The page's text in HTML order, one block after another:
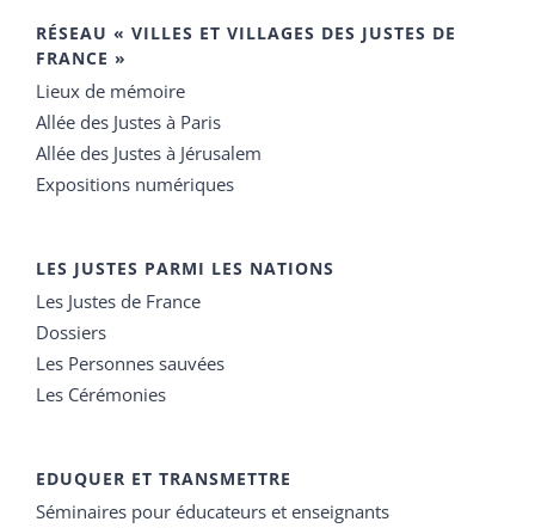
RÉSEAU « VILLES ET VILLAGES DES JUSTES DE
FRANCE »
Lieux de mémoire
Allée des Justes à Paris
Allée des Justes à Jérusalem
Expositions numériques
LES JUSTES PARMI LES NATIONS
Les Justes de France
Dossiers
Les Personnes sauvées
Les Cérémonies
EDUQUER ET TRANSMETTRE
Séminaires pour éducateurs et enseignants